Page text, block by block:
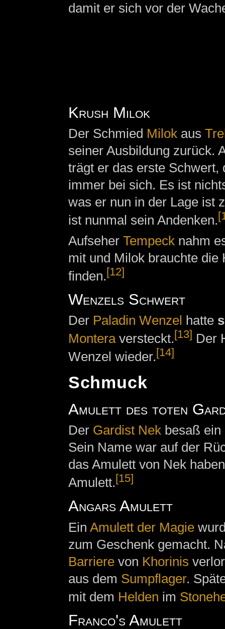
damit er sich vor der
Krush Milok
Der Schmied Milokaus
seiner Ausbildung zurück.
trägt er das erste Schwert,
immer bei sich. Es ist
was er nun in der Lage ist
ist nunmal sein Andenken.
Aufseher Tempecknahm
mit und Milok brauchte
finden.[12]
Wenzels Schwert
Der Paladin Wenzel hatte
Monteraversteckt.[13] Der
Wenzel wieder.[14]
Schmuck
Amulett des toten
Der Gardist Nekbesaß ein
Sein Name war auf der
das Amulett von Nek
Amulett.[15]
Angars Amulett
Ein Amulett der Magie
zum Geschenk gemacht.
Barrierevon Khorinis
aus dem Sumpflager.
mit dem Helden im
Franco's Amulett